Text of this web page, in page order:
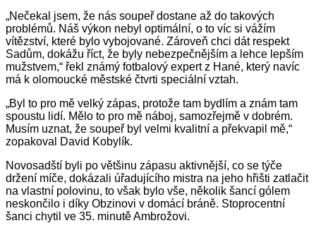
„Nečekal jsem, že nás soupeř dostane až do takových
problémů. Náš výkon nebyl optimální, o to víc si vážím
vítězství, které bylo vybojované. Zároveň chci dát respekt
Sadům, dokážu říct, že byly nebezpečnějším a lehce lepším
mužstvem,“ řekl známý fotbalový expert z Hané, který navíc
má k olomoucké městské čtvrti speciální vztah.
„Byl to pro mě velký zápas, protože tam bydlím a znám tam
spoustu lidí. Mělo to pro mě náboj, samozřejmě v dobrém.
Musím uznat, že soupeř byl velmi kvalitní a překvapil mě,“
zopakoval David Kobylík.
Novosadští byli po většinu zápasu aktivnější, co se týče
držení míče, dokázali úřadujícího mistra na jeho hřišti zatlačit
na vlastní polovinu, to však bylo vše, několik šancí gólem
neskončilo i díky Obzinovi v domácí bráně. Stoprocentní
šanci chytil ve 35. minutě Ambrožovi.